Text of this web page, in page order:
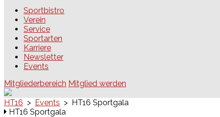
Sportbistro
Verein
Service
Sportarten
Karriere
Newsletter
Events
Mitgliederbereich Mitglied werden
HT16 > Events > HT16 Sportgala
HT16 Sportgala